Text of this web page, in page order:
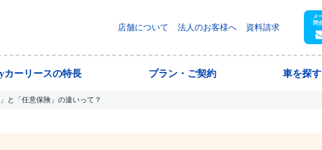
店舗について 法人のお客様へ 資料請求
カーリースの特長 プラン・ご契約 車を探す
」と「任意保険」の違いって？